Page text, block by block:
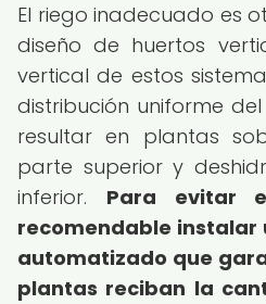
El riego inadecuado es
diseño de huertos
vertical de estos
distribución uniforme
resultar en plantas
parte superior y
inferior. Para evitar
recomendable instalar
automatizado que
plantas reciban la